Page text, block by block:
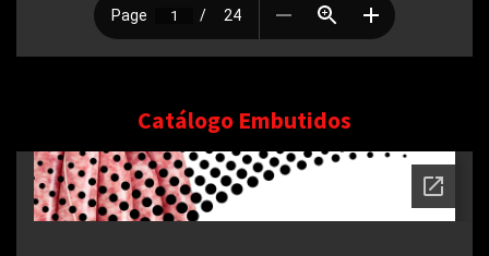
Catálogo Embutidos